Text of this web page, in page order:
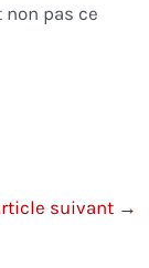
non pas ce
suivant →